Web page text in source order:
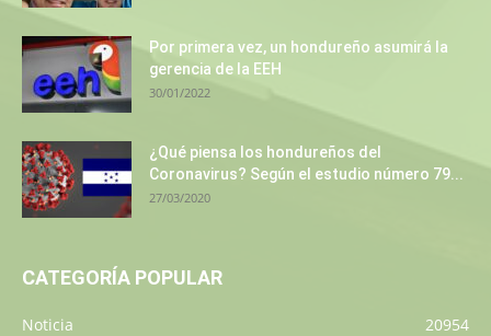
Por primera vez, un hondureño asumirá la
gerencia de la EEH
30/01/2022
¿Qué piensa los hondureños del
Coronavirus? Según el estudio número 79...
27/03/2020
CATEGORÍA POPULAR
Noticia
20954